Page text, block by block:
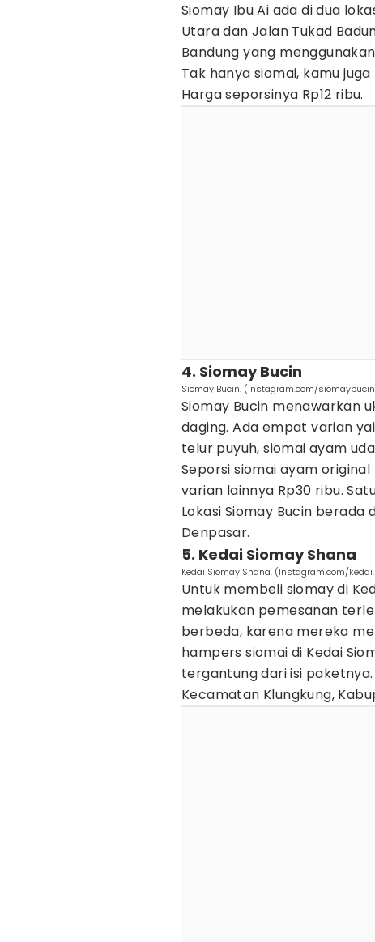
Siomay Ibu Ai ada di dua
Utara dan Jalan Tukad
Bandung yang
Tak hanya siomai, kamu
Harga seporsinya Rp12 ribu.
4. Siomay Bucin
Siomay Bucin. (Instagram.com/
Siomay Bucin menawarkan
daging. Ada empat varian
telur puyuh, siomai ayam
Seporsi siomai ayam
varian lainnya Rp30 ribu.
Lokasi Siomay Bucin berada
Denpasar.
5. Kedai Siomay Shana
Kedai Siomay Shana. (Instagram.com/
Untuk membeli siomay di
melakukan pemesanan
berbeda, karena mereka
hampers siomai di Kedai
tergantung dari isi
Kecamatan Klungkung,